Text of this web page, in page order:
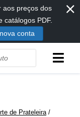
aos preços dos
catálogos PDF.
conta
⨯
de Prateleira /